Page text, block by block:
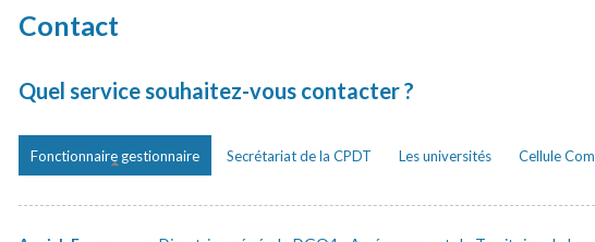
Contact
Quel service souhaitez-vous contacter ?
Fonctionnaire gestionnaire (onglet actif)
Secrétariat de la CPDT Les universités Cellule